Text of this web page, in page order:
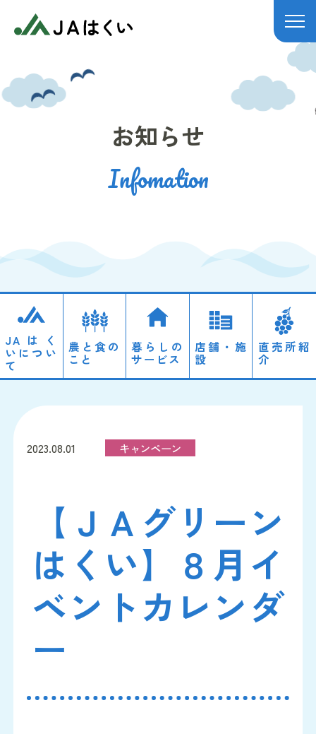
お知らせ
Infomation
JAはく
いについ
て
経営理念・概要
採用情報
農と食の
こと
営農情報
暮らしの
サービス
ローン
JAやすらぎ会館「天照」
店舗・施
設
直売所紹
介
2023.08.01 キャンペーン
【ＪＡグリーン
はくい】８月イ
ベントカレンダ
ー